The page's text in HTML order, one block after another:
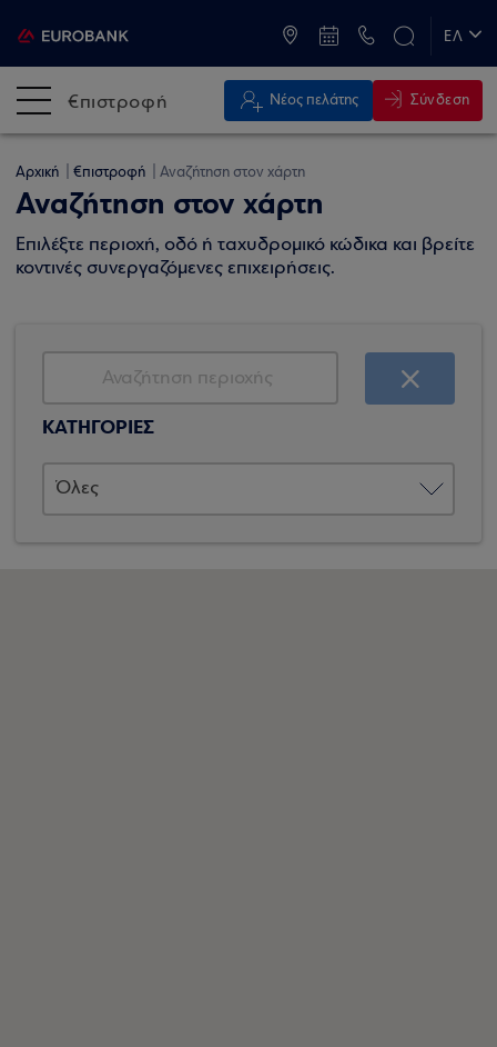
ΕΛ
€πιστροφή Νέος πελάτης Σύνδεση
Αρχική €πιστροφή Αναζήτηση στον χάρτη
Αναζήτηση στον χάρτη
Επιλέξτε περιοχή, οδό ή ταχυδρομικό κώδικα και βρείτε
κοντινές συνεργαζόμενες επιχειρήσεις.
ΚΑΤΗΓΟΡΙΕΣ